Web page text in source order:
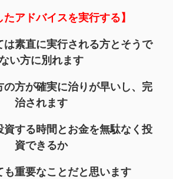
たアドバイスを実行する】
は素直に実行される方とそうで
い方に別れます
の方が確実に治りが早いし、完
治されます
資する時間とお金を無駄なく投
資できるか
も重要なことだと思います